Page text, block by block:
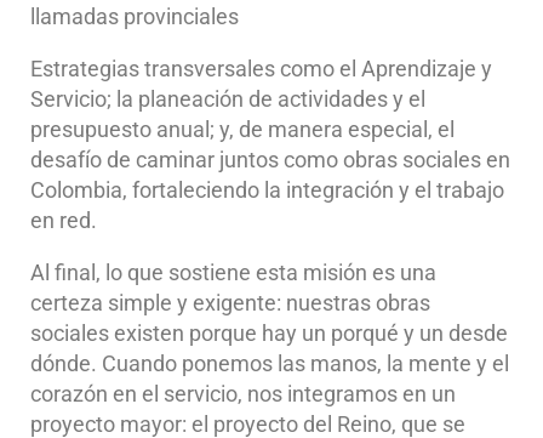
llamadas provinciales
Estrategias transversales como el Aprendizaje y
Servicio; la planeación de actividades y el
presupuesto anual; y, de manera especial, el
desafío de caminar juntos como obras sociales en
Colombia, fortaleciendo la integración y el trabajo
en red.
Al final, lo que sostiene esta misión es una
certeza simple y exigente: nuestras obras
sociales existen porque hay un porqué y un desde
dónde. Cuando ponemos las manos, la mente y el
corazón en el servicio, nos integramos en un
proyecto mayor: el proyecto del Reino, que se